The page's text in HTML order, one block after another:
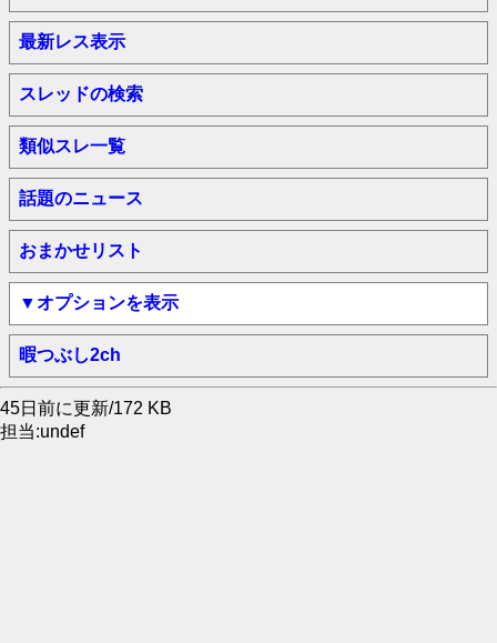
最新レス表示
スレッドの検索
類似スレ一覧
話題のニュース
おまかせリスト
▼オプションを表示
暇つぶし2ch
45日前に更新/172 KB
担当:undef